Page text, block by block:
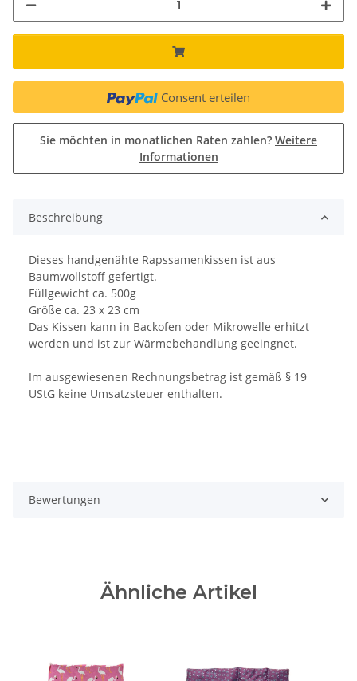
Consent erteilen
Sie möchten in monatlichen Raten zahlen? Weitere
Informationen
Beschreibung
Dieses handgenähte Rapssamenkissen ist aus
Baumwollstoff gefertigt.
Füllgewicht ca. 500g
Größe ca. 23 x 23 cm
Das Kissen kann in Backofen oder Mikrowelle erhitzt
werden und ist zur Wärmebehandlung geeingnet.
Im ausgewiesenen Rechnungsbetrag ist gemäß § 19
UStG keine Umsatzsteuer enthalten.
Bewertungen
Ähnliche Artikel